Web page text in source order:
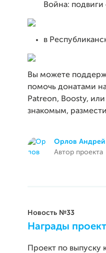
Война:
в
Вы можете
помочь донатами
Patreon, Boosty,
знакомым,
Орлов Андрей
Автор проекта
Новость №33
Награды
Проект по